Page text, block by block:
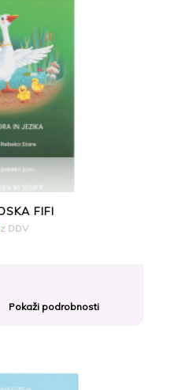
FIFI
z DDV
Pokaži podrobnosti